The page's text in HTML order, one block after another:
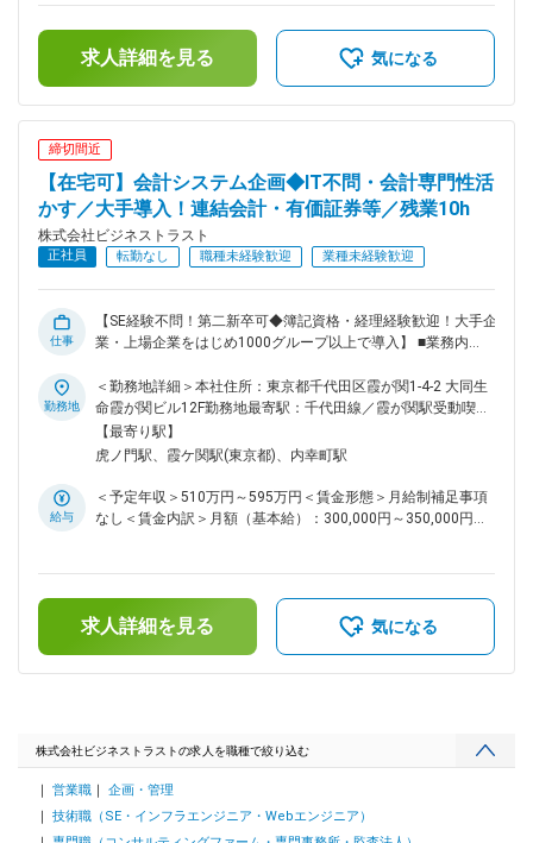
アウトソーシング（BPO） ・月次／四半期／年次の連結財務
諸表作成（J-GAAP／IFRS） ・連結仕訳、未実現消去、為替換
算、税効果計算など実務オペレーション ・注記情報作成 ・決
算早期化、業務プロセス改善の提案・実行 3.各種コンサルタ
計、金融商品評価など ■決算早期化：30日開示を実現する業務
フロー策定や決算作業支援など ■グループ経営管理：手作業脱
却やBIシステム連携など ■自社開発の会計システム「BTrex」
連結会計や有価証券管理等の業務をサポートするシステムで
す。製品開発には公認会計士を含むメンバーが携わり、高い実
用性があります。 ■入社後の流れ： ◇研修について 入社後は
教育係が付きます。また、製品理解の研修を2週間から3週間
実施します。製品理解については部のメンバー誰にでも聞ける
環境で実施します。初めは先輩社員の業務を手伝いながら、自
◇業務について 1年程度、先輩社員に同行して業務に参加いた
だきます。習熟度に応じて少しずつお任せしていきますが、原
はありません。 ■働き方について： プロジェクト単位で動い
ており、数人から10数人のチームを編成しています。また、
期間も数カ月から数年のものがございます。 変更の範囲：本
文参照
を通じて上下する可能性があります。月給(月額)は固定手当を
含めた表記です。
求人詳細を見る 気になる
締切間近
【在宅可】会計システム企画◆IT不問・会計専門性活
かす／大手導入！連結会計・有価証券等／残業10h
株式会社ビジネストラスト
正社員 転勤なし 職種未経験歓迎 業種未経験歓迎
仕事
【SE経験不問！第二新卒可◆簿記資格・経理経験歓迎！大手企
業・上場企業をはじめ1000グループ以上で導入】 ■業務内
『BTrex』シリーズの企画業務。会計・経理の知識やユーザー
目線を活かして、法律改正や市場のニーズに合わせた改良や新
製品開発の企画・設計・テスト等を行います。 ＜仕事の流れ
＞ ▼企画 法律改正や市場のニーズに合わせ、新製品の開発や
際にどのような機能・データ構造にするか、システムの仕組み
を詳細に固めます。 ▼開発 上記の設計に基づき、開発メンバ
検証等を実施後、リリースとなります。 ■組織構成： システ
ム企画部は7名で構成されています。 ※20代2名、30代1名、
40代2名、50代2名 ★大手・上場企業をはじめ1,000グループ
以上で導入 連結会計システムのパイオニアである当社。
いただけるはずです。 ※取引実績 三菱重工業・サイバーエー
ジェント・りそなホールディングスなど ■入社後の流れ： IT
の知識がない状態で入社した方も多数活躍しています。研修や
OJTを通して身に着けていけるので、会計や経理の知識があ
れば大丈夫です。 まずは既存システムの機能改善など、比較
勤務地
＜勤務地詳細＞本社住所：東京都千代田区霞が関1-4-2 大同生
命霞が関ビル12F勤務地最寄駅：千代田線／霞が関駅受動喫煙
対策：屋内喫煙可能場所あり変更の範囲：本文参照
【最寄り駅】
虎ノ門駅、霞ケ関駅(東京都)、内幸町駅
給与
＜予定年収＞510万円～595万円＜賃金形態＞月給制補足事項
なし＜賃金内訳＞月額（基本給）：300,000円～350,000円＜
の金額であり、選考を通じて上下する可能性があります。月給
(月額)は固定手当を含めた表記です。
求人詳細を見る 気になる
株式会社ビジネストラストの求人を職種で絞り込む
営業職
企画・管理
技術職（SE・インフラエンジニア・Webエンジニア）